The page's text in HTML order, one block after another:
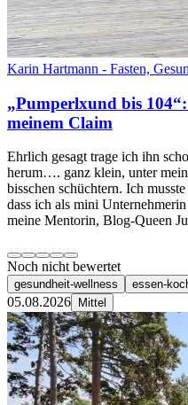
Karin Hartmann - Fasten,
„Pumperlxund bis
meinem Claim
Ehrlich gesagt trage ich ihn
herum…. ganz klein, unter
bisschen schüchtern. Ich
dass ich als mini
meine Mentorin, Blog-Queen
Noch nicht bewertet
gesundheit-wellness essen-
05.08.2026 Mittel